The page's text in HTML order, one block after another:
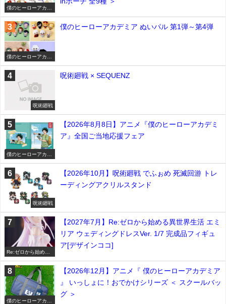
僕のヒーローアカデ
ミア
僕のヒーローアカデ
ミア
僕のヒーローアカデミア ぬいパル 第1弾～第4弾
呪術廻戦
呪術廻戦 × SEQUENZ
僕のヒーローアカデ
ミア
【2026年8月8日】アニメ『僕のヒーローアカデミ
ア』全国ご当地応援フェア
呪術廻戦
【2026年10月】呪術廻戦 でふぉめ 死滅回游 トレ
ーディングアクリルスタンド
Re:ゼロから始める
異世界生活
【2027年7月】Re:ゼロから始める異世界生活 エミ
リア ウェディングドレスVer. 1/7 完成品フィギュ
ア[デザインココ]
僕のヒーローアカデ
【2026年12月】アニメ『 僕のヒーローアカデミア
』 いっしょに！おでかけシリーズ ＜ スクールバッ
グ ＞